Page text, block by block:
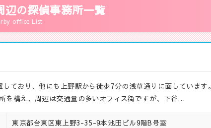
辺の探偵事務所一覧
office List
ており、他にも上野駅から徒歩7分の浅草通りに面しています。
を構え、周辺は交通量の多いオフィス街ですが、下谷…
東京都台東区東上野3-35-9本池田ビル9階B号室